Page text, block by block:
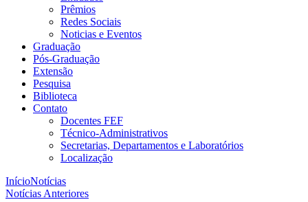
Prêmios
Redes Sociais
Noticias e Eventos
Graduação
Pós-Graduação
Extensão
Pesquisa
Biblioteca
Contato
Docentes FEF
Técnico-Administrativos
Secretarias, Departamentos e Laboratórios
Localização
InícioNotícias
Notícias Anteriores